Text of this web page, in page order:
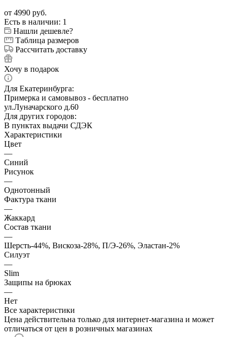
от 4990 руб.
Есть в наличии: 1
Нашли дешевле?
Таблица размеров
Рассчитать доставку
Хочу в подарок
Для Екатеринбурга:
Примерка и самовывоз - бесплатно
ул.Луначарского д.60
Для других городов:
В пунктах выдачи СДЭК
Характеристики
Цвет
—
Синий
Рисунок
—
Однотонный
Фактура ткани
—
Жаккард
Состав ткани
—
Шерсть-44%, Вискоза-28%, П/Э-26%, Эластан-2%
Силуэт
—
Slim
Защипы на брюках
—
Нет
Все характеристики
Цена действительна только для интернет-магазина и может
отличаться от цен в розничных магазинах